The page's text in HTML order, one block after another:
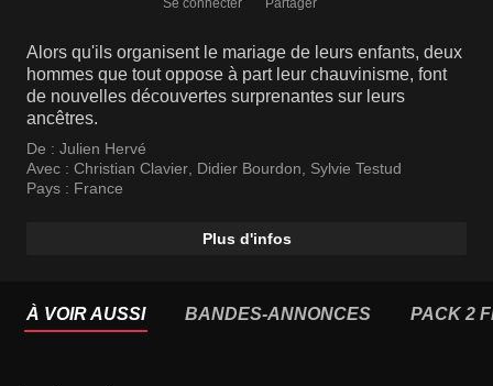
Se connecter Partager
Alors qu'ils organisent le mariage de leurs enfants, deux
hommes que tout oppose à part leur chauvinisme, font
de nouvelles découvertes surprenantes sur leurs
ancêtres.
De : Julien Hervé
Avec : Christian Clavier, Didier Bourdon, Sylvie Testud
Pays : France
Plus d'infos
À VOIR AUSSI BANDES-ANNONCES PACK 2